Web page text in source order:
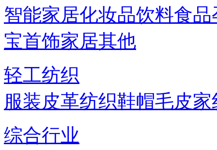
智能家居化妆品饮料食品
宝首饰家居其他
轻工纺织
服装皮革纺织鞋帽毛皮家
综合行业